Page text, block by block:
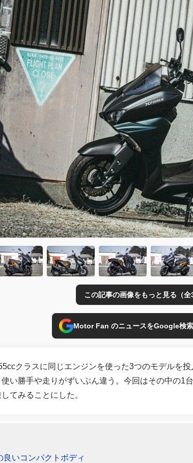
この記事の画像をもっと見る（全
Motor Fan のニュースをGoogle検
クラスに同じエンジンを使った3つのモデルを
い勝手や走りがずいぶん違う。今回はその中の1
てみることにした。
良いコンパクトボディ